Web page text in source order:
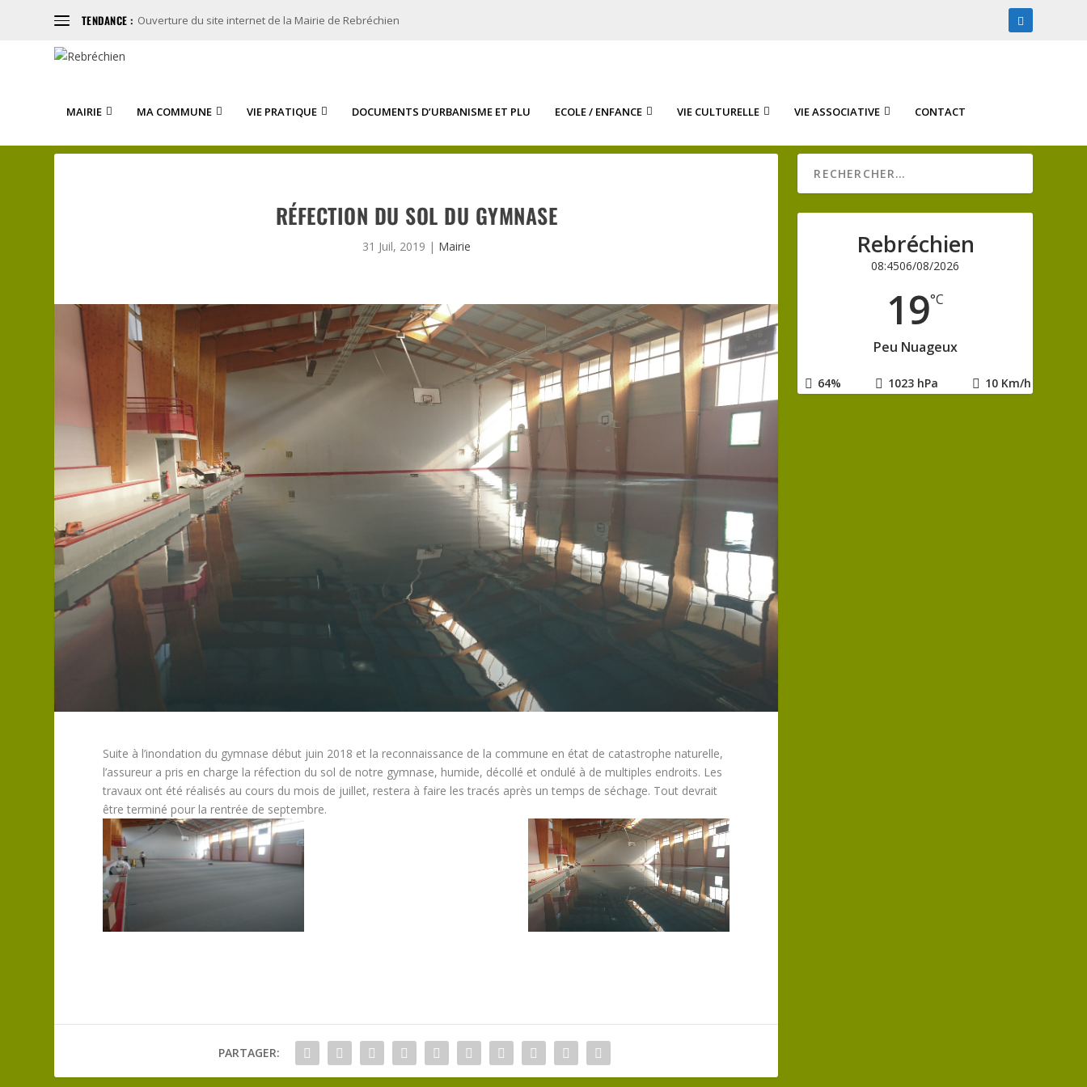
TENDANCE : Ouverture du site internet de la Mairie de Rebréchien
MAIRIE MA COMMUNE VIE PRATIQUE DOCUMENTS D’URBANISME ET PLU ECOLE / ENFANCE VIE CULTURELLE VIE ASSOCIATIVE CONTACT
RÉFECTION DU SOL DU GYMNASE
31 Juil, 2019 | Mairie
Suite à l’inondation du gymnase début juin 2018 et la reconnaissance de la commune en état de catastrophe naturelle,
l’assureur a pris en charge la réfection du sol de notre gymnase, humide, décollé et ondulé à de multiples endroits. Les
travaux ont été réalisés au cours du mois de juillet, restera à faire les tracés après un temps de séchage. Tout devrait
être terminé pour la rentrée de septembre.
PARTAGER:
Rebréchien
08:4506/08/2026
19°C
Peu Nuageux
64% 1023 hPa 10 Km/h